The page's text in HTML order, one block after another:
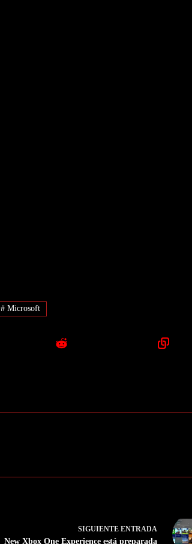
#Microsoft
SIGUIENTEENTRADA
New Xbox One Experience está preparada